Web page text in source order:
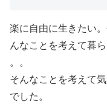
楽に自由に生きたい
んなことを考えて暮ら
。。
そんなことを考えて
でした。